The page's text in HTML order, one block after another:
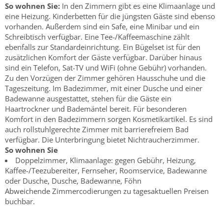
So wohnen Sie: In den Zimmern gibt es eine Klimaanlage und
eine Heizung. Kinderbetten für die jüngsten Gäste sind ebenso
vorhanden. Außerdem sind ein Safe, eine Minibar und ein
Schreibtisch verfügbar. Eine Tee-/Kaffeemaschine zählt
ebenfalls zur Standardeinrichtung. Ein Bügelset ist für den
zusätzlichen Komfort der Gäste verfügbar. Darüber hinaus
sind ein Telefon, Sat-TV und WiFi (ohne Gebühr) vorhanden.
Zu den Vorzügen der Zimmer gehören Hausschuhe und die
Tageszeitung. Im Badezimmer, mit einer Dusche und einer
Badewanne ausgestattet, stehen für die Gäste ein
Haartrockner und Bademäntel bereit. Für besonderen
Komfort in den Badezimmern sorgen Kosmetikartikel. Es sind
auch rollstuhlgerechte Zimmer mit barrierefreiem Bad
verfügbar. Die Unterbringung bietet Nichtraucherzimmer.
So wohnen Sie
Doppelzimmer, Klimaanlage: gegen Gebühr, Heizung,
Kaffee-/Teezubereiter, Fernseher, Roomservice, Badewanne
oder Dusche, Dusche, Badewanne, Föhn
Abweichende Zimmercodierungen zu tagesaktuellen Preisen
buchbar.